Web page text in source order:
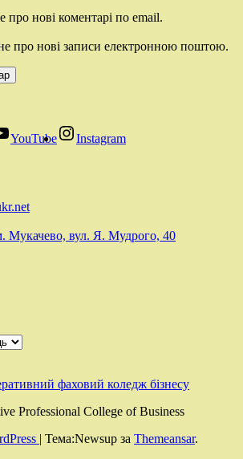
про нові коментарі по email.
про нові записи електронною поштою.
YouTube Instagram
Мукачево, вул. Я. Мудрого, 40
фаховий коледж бізнесу
Professional College of Business
| Тема:Newsup за Themeansar.